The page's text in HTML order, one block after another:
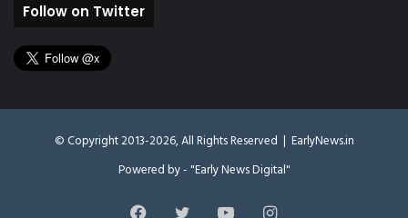
Follow on Twitter
© Copyright 2013-2026, All Rights Reserved | EarlyNews.in
Powered by - "Early News Digital"